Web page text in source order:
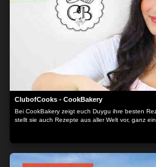
ClubofCooks - CookBakery
Bei CookBakery zeigt euch Duygu ihre besten
stellt sie auch Rezepte aus aller Welt vor, ganz